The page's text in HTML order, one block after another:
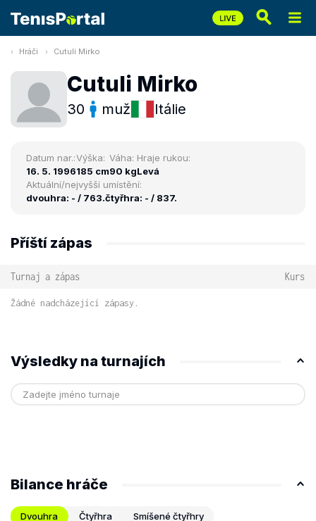
Hráči Cutuli Mirko
Cutuli Mirko
30 muž Itálie
Datum nar.:
16. 5. 1996
Výška:
185 cm
Váha:
90 kg
Hraje rukou:
Levá
Aktuální/nejvyšší umístění:
dvouhra: - / 763.čtyřhra: - / 837.
Příští zápas
Turnaj a zápas Kurs
Žádné nadcházející zápasy.
Výsledky na turnajích
Bilance hráče
Dvouhra Čtyřhra Smíšené čtyřhry